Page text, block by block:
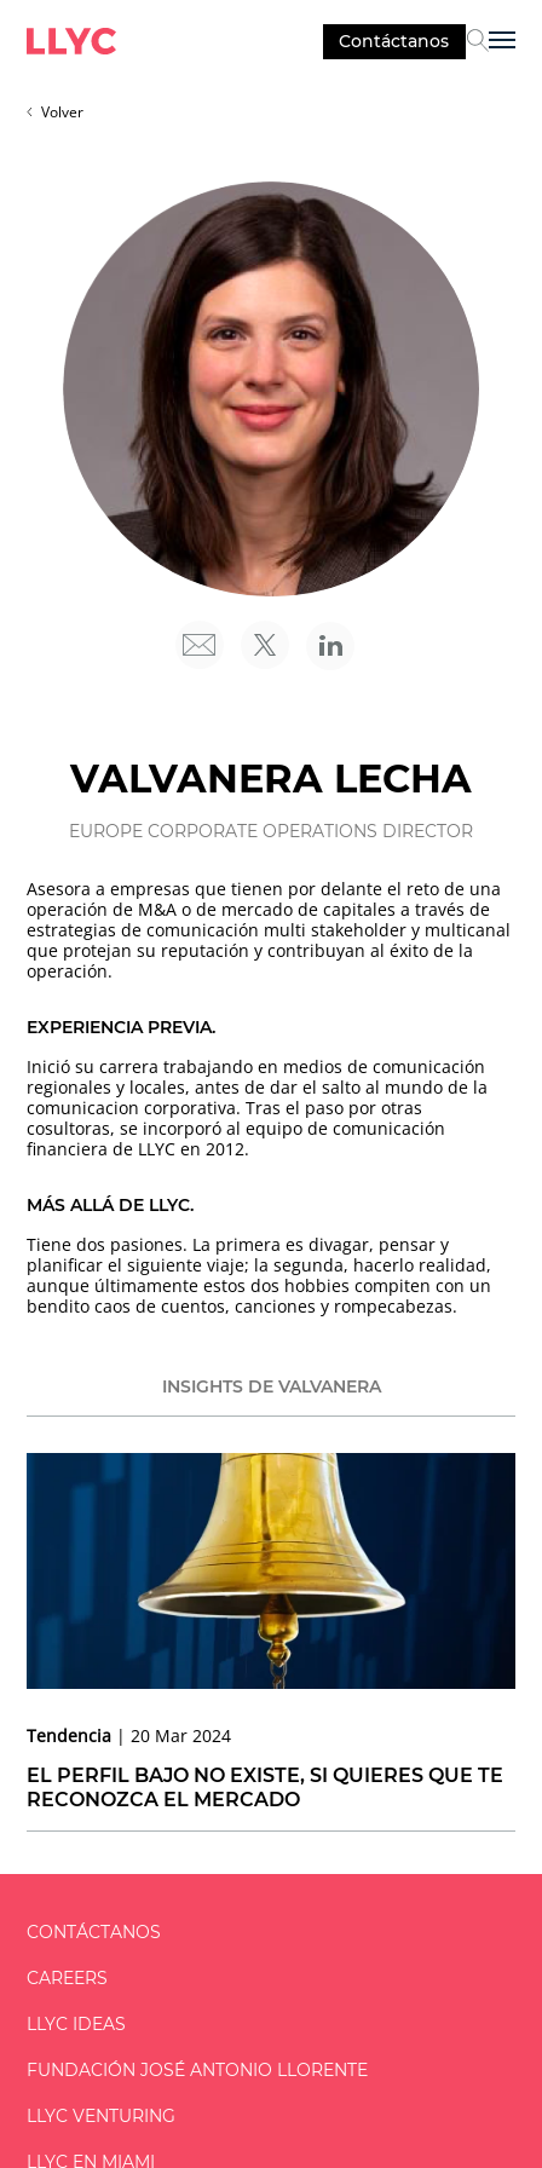
Contáctanos
Volver
VALVANERA LECHA
EUROPE CORPORATE OPERATIONS DIRECTOR
Asesora a empresas que tienen por delante el reto de una
operación de M&A o de mercado de capitales a través de
estrategias de comunicación multi stakeholder y multicanal
que protejan su reputación y contribuyan al éxito de la
operación.
EXPERIENCIA PREVIA.
Inició su carrera trabajando en medios de comunicación
regionales y locales, antes de dar el salto al mundo de la
comunicacion corporativa. Tras el paso por otras
cosultoras, se incorporó al equipo de comunicación
financiera de LLYC en 2012.
MÁS ALLÁ DE LLYC.
Tiene dos pasiones. La primera es divagar, pensar y
planificar el siguiente viaje; la segunda, hacerlo realidad,
aunque últimamente estos dos hobbies compiten con un
bendito caos de cuentos, canciones y rompecabezas.
INSIGHTS DE VALVANERA
Tendencia
20 Mar 2024
EL PERFIL BAJO NO EXISTE, SI QUIERES QUE TE
RECONOZCA EL MERCADO
CONTÁCTANOS
CAREERS
LLYC IDEAS
FUNDACIÓNJOSÉ ANTONIO LLORENTE
LLYC VENTURING
LLYC EN MIAMI